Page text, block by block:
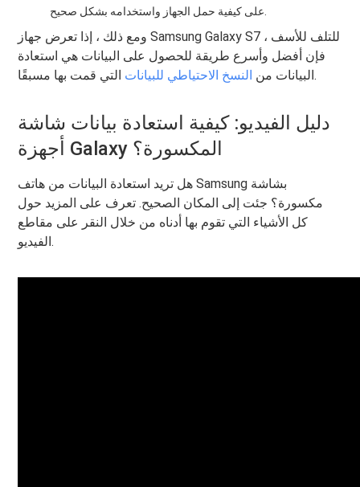
على كيفية حمل الجهاز واستخدامه بشكل صحيح.
ومع ذلك ، إذا تعرض جهاز Samsung Galaxy S7 للتلف للأسف ،
فإن أفضل وأسرع طريقة للحصول على البيانات هي استعادة
البيانات من النسخ الاحتياطي للبيانات التي قمت بها مسبقًا.
دليل الفيديو: كيفية استعادة بيانات شاشة
أجهزة Galaxy المكسورة؟
هل تريد استعادة البيانات من هاتف Samsung بشاشة
مكسورة؟ جئت إلى المكان الصحيح. تعرف على المزيد حول
كل الأشياء التي تقوم بها أدناه من خلال النقر على مقاطع
الفيديو.